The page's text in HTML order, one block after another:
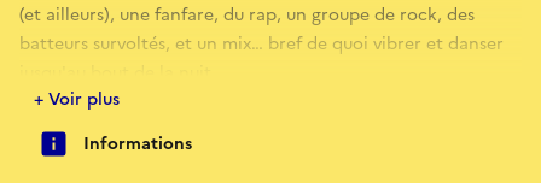
(et ailleurs), une fanfare, du rap, un groupe de rock, des
batteurs survoltés, et un mix… bref de quoi vibrer et danser
Le bar (bien sûr !) et une offre de restauration seront
proposés sur place tout au long de la soirée.
+ Voir plus
Informations